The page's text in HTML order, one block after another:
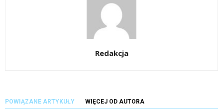
Redakcja
POWIĄZANE ARTYKUŁY WIĘCEJ OD AUTORA